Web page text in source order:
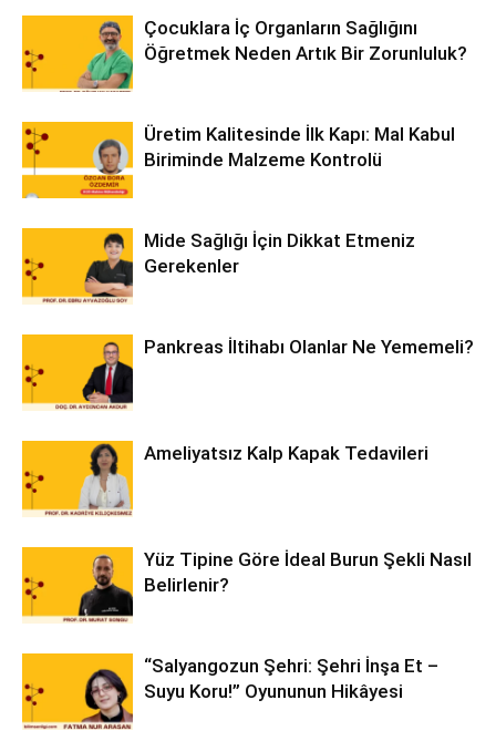
Çocuklara İç Organların Sağlığını
Öğretmek Neden Artık Bir Zorunluluk?
Üretim Kalitesinde İlk Kapı: Mal Kabul
Biriminde Malzeme Kontrolü
Mide Sağlığı İçin Dikkat Etmeniz
Gerekenler
Pankreas İltihabı Olanlar Ne Yememeli?
Ameliyatsız Kalp Kapak Tedavileri
Yüz Tipine Göre İdeal Burun Şekli Nasıl
Belirlenir?
“Salyangozun Şehri: Şehri İnşa Et –
Suyu Koru!” Oyununun Hikâyesi